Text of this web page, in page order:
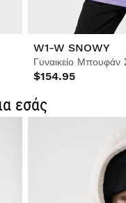
W1-W SNOWY
Γυναικείο
$154.95
εσάς